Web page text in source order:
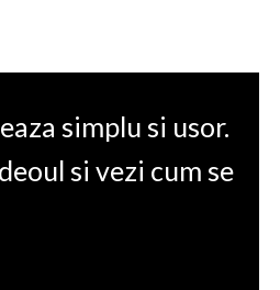
simplu si usor.
si vezi cum se